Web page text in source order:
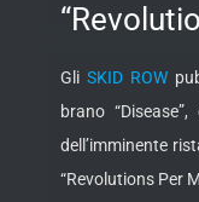
GliSKID ROW
brano
dell’imminente
“Revolutions Per